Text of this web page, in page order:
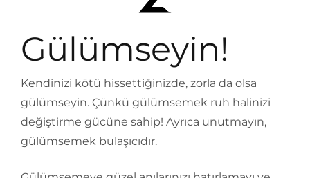
Gülümseyin!
Kendinizi kötü hissettiğinizde, zorla da olsa
gülümseyin. Çünkü gülümsemek ruh halinizi
değiştirme gücüne sahip! Ayrıca unutmayın,
gülümsemek bulaşıcıdır.